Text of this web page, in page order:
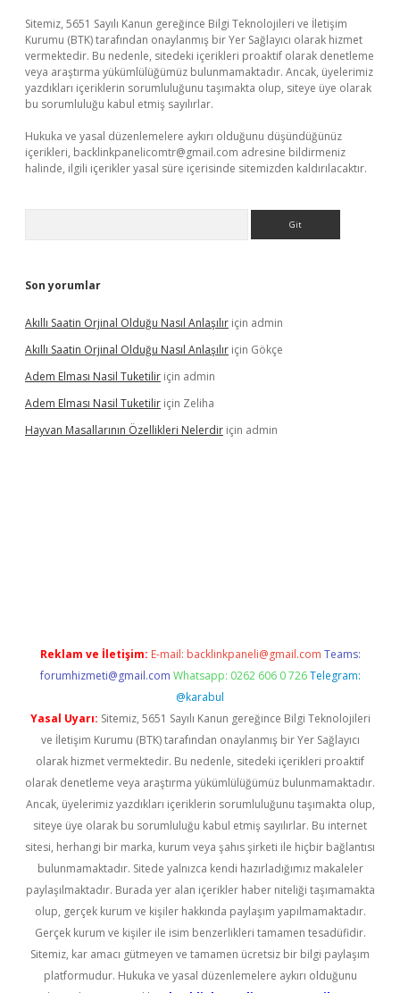
Sitemiz, 5651 Sayılı Kanun gereğince Bilgi Teknolojileri ve İletişim
Kurumu (BTK) tarafından onaylanmış bir Yer Sağlayıcı olarak hizmet
vermektedir. Bu nedenle, sitedeki içerikleri proaktif olarak denetleme
veya araştırma yükümlülüğümüz bulunmamaktadır. Ancak, üyelerimiz
yazdıkları içeriklerin sorumluluğunu taşımakta olup, siteye üye olarak
bu sorumluluğu kabul etmiş sayılırlar.
Hukuka ve yasal düzenlemelere aykırı olduğunu düşündüğünüz
içerikleri, backlinkpanelicomtr@gmail.com adresine bildirmeniz
halinde, ilgili içerikler yasal süre içerisinde sitemizden kaldırılacaktır.
Son yorumlar
Akıllı Saatin Orjinal Olduğu Nasıl Anlaşılır için admin
Akıllı Saatin Orjinal Olduğu Nasıl Anlaşılır için Gökçe
Adem Elması Nasil Tuketilir için admin
Adem Elması Nasil Tuketilir için Zeliha
Hayvan Masallarının Özellikleri Nelerdir için admin
Reklam ve İletişim: E-mail: backlinkpaneli@gmail.com Teams:
forumhizmeti@gmail.com Whatsapp: 0262 606 0 726 Telegram:
@karabul
Yasal Uyarı: Sitemiz, 5651 Sayılı Kanun gereğince Bilgi Teknolojileri
ve İletişim Kurumu (BTK) tarafından onaylanmış bir Yer Sağlayıcı
olarak hizmet vermektedir. Bu nedenle, sitedeki içerikleri proaktif
olarak denetleme veya araştırma yükümlülüğümüz bulunmamaktadır.
Ancak, üyelerimiz yazdıkları içeriklerin sorumluluğunu taşımakta olup,
siteye üye olarak bu sorumluluğu kabul etmiş sayılırlar. Bu internet
sitesi, herhangi bir marka, kurum veya şahıs şirketi ile hiçbir bağlantısı
bulunmamaktadır. Sitede yalnızca kendi hazırladığımız makaleler
paylaşılmaktadır. Burada yer alan içerikler haber niteliği taşımamakta
olup, gerçek kurum ve kişiler hakkında paylaşım yapılmamaktadır.
Gerçek kurum ve kişiler ile isim benzerlikleri tamamen tesadüfidir.
Sitemiz, kar amacı gütmeyen ve tamamen ücretsiz bir bilgi paylaşım
platformudur. Hukuka ve yasal düzenlemelere aykırı olduğunu